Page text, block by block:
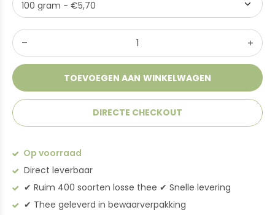
TOEVOEGEN AAN WINKELWAGEN
DIRECTE CHECKOUT
Op voorraad
Direct leverbaar
✔︎ Ruim 400 soorten losse thee ✔︎ Snelle levering
✔︎ Thee geleverd in bewaarverpakking